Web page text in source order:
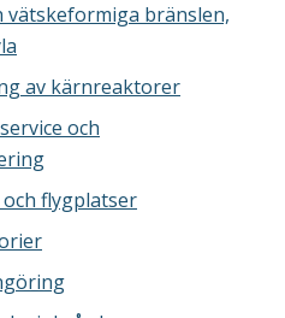
vätskeformiga bränslen,
av kärnreaktorer
och
flygplatser